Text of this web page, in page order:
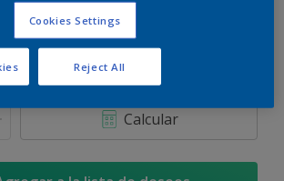
Calculadora de pintura
Calcular
Cookies Settings
Reject All